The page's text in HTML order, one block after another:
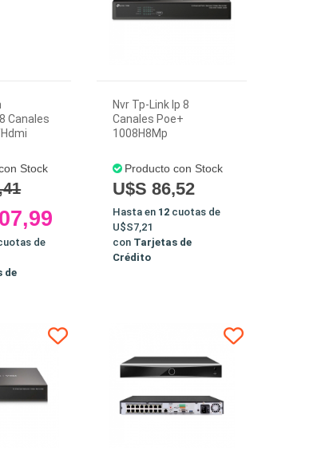
Canales
Stock
de
de
Nvr Tp-Link Ip 8
Canales Poe+
1008H8Mp
Producto con Stock
U$S 86,52
Hasta en 12 cuotas de
U$S7,21
con Tarjetas de
Crédito